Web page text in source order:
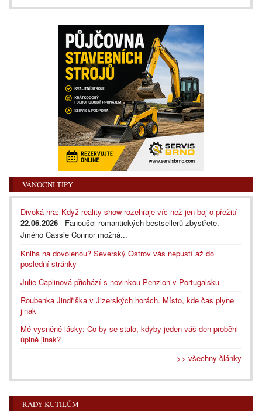
VÁNOČNÍ TIPY
Divoká hra: Když reality show rozehraje víc než jen boj o přežití
22.06.2026 - Fanoušci romantických bestsellerů zbystřete.
Jméno Cassie Connor možná...
Kniha na dovolenou? Severský Ostrov vás nepustí až do
poslední stránky
Julie Caplinová přichází s novinkou Penzion v Portugalsku
Roubenka Jindřiška v Jizerských horách. Místo, kde čas plyne
jinak
Mé vysněné lásky: Co by se stalo, kdyby jeden váš den proběhl
úplně jinak?
>> všechny články
RADY KUTILŮM